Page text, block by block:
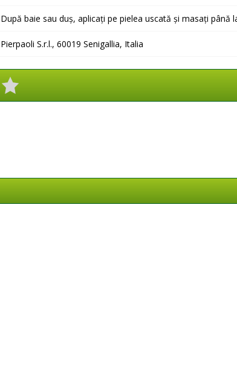
După baie sau duș, aplicați pe pielea uscată și masați până
Pierpaoli S.r.l., 60019 Senigallia, Italia